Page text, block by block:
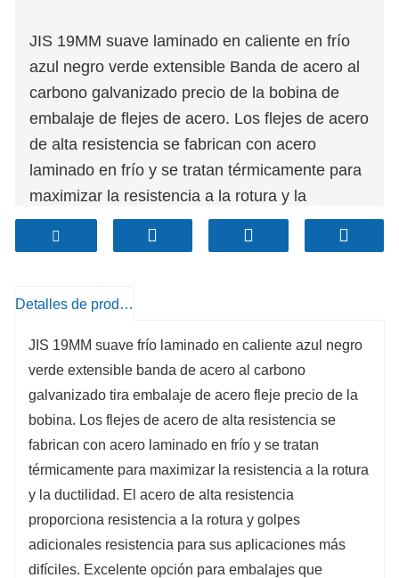
JIS 19MM suave laminado en caliente en frío
azul negro verde extensible Banda de acero al
carbono galvanizado precio de la bobina de
embalaje de flejes de acero. Los flejes de acero
de alta resistencia se fabrican con acero
laminado en frío y se tratan térmicamente para
maximizar la resistencia a la rotura y la
ductilidad. El acero de alta resistencia
proporciona resistencia a la rotura y golpes
más duras. Gran opción para embalajes que
Detalles de producto
JIS 19MM suave frío laminado en caliente azul negro
verde extensible banda de acero al carbono
galvanizado tira embalaje de acero fleje precio de la
bobina. Los flejes de acero de alta resistencia se
fabrican con acero laminado en frío y se tratan
térmicamente para maximizar la resistencia a la rotura
y la ductilidad. El acero de alta resistencia
proporciona resistencia a la rotura y golpes
adicionales resistencia para sus aplicaciones más
difíciles. Excelente opción para embalajes que